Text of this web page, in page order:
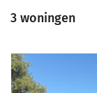
3 woningen